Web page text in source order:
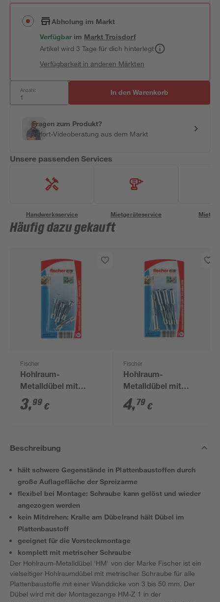
Abholung im Markt
Verfügbar im MarktTroisdorf
Artikel wird 3 Tage für dich hinterlegt
Verfügbarkeit in anderen Märkten
Anzahl: In den Warenkorb
Fragen zum Produkt?
Sofort-Videoberatung aus dem Markt
Unsere passenden Services
Handwerksservice Mietgeräteservice
Häufig dazu gekauft
Fischer
Hohlraum-
Metalldübel mit
Schrauben 'HM SK' Ø
5 x 37 mm, 8-teilig
3,99 €
Fischer
Hohlraum-
Metalldübel mit
Schrauben 'HM SK' Ø
5 x 65 mm, 8-teilig
4,79 €
Beschreibung
hält schwere Gegenstände in Plattenbaustoffen durch
große Auflagefläche der Spreizarme
flexibel bei Montage: Schraube kann gelöst und wieder
angezogen werden
kein Mitdrehen: Kralle am Dübelrand hält Dübel im
Plattenbaustoff
geeignet für die Vorsteckmontage
komplett mit metrischer Schraube
Der Hohlraum-Metalldübel 'HM' von der Marke Fischer ist ein
vielseitiger Hohlraumdübel mit metrischer Schraube für alle
Plattenbaustoffe mit einer Wanddicke von 3 bis 50 mm. Der
Dübel wird mit der Montagezange HM-Z 1 in der